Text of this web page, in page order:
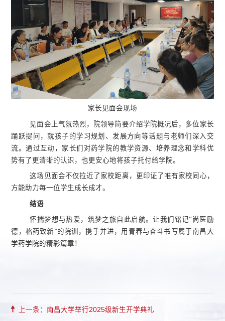
家长见面会现场
见面会上气氛热烈，院领导简要介绍学院概况后，多位家长
踊跃提问，就孩子的学习规划、发展方向等话题与老师们深入交
流。通过互动，家长们对药学院的教学资源、培养理念和学科优
势有了更清晰的认识，也更安心地将孩子托付给学院。
这场见面会不仅拉近了家校距离，更印证了唯有家校同心，
方能助力每一位学生成长成才。
结语
怀揣梦想与热爱，筑梦之旅自此启航。让我们铭记“尚医励
德，格药致新”的院训，携手并进，用青春与奋斗书写属于南昌大
学药学院的精彩篇章！
上一条：南昌大学举行2025级新生开学典礼